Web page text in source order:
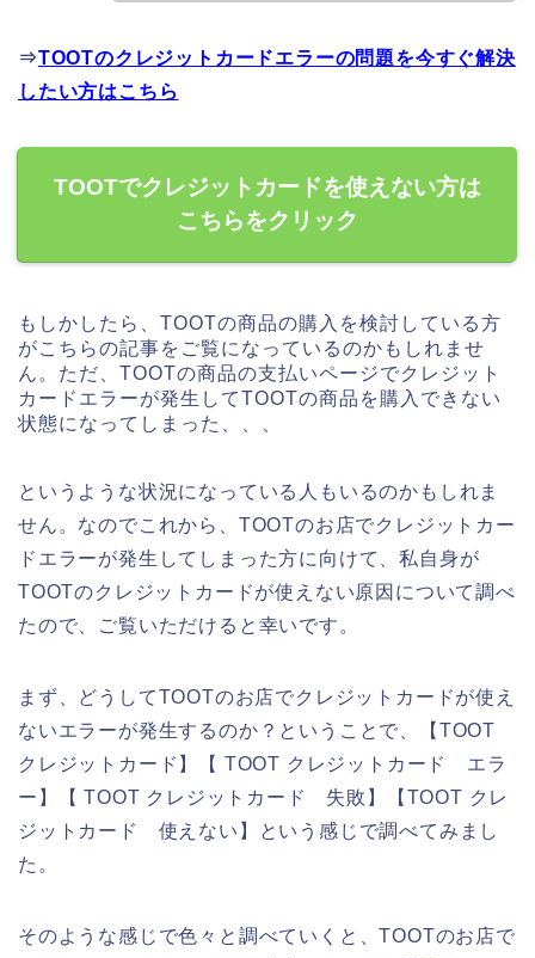
⇒TOOTのクレジットカードエラーの問題を今すぐ解決
したい方はこちら
TOOTでクレジットカードを使えない方は
こちらをクリック
もしかしたら、TOOTの商品の購入を検討している方
がこちらの記事をご覧になっているのかもしれませ
ん。ただ、TOOTの商品の支払いページでクレジット
カードエラーが発生してTOOTの商品を購入できない
状態になってしまった、、、
というような状況になっている人もいるのかもしれま
せん。なのでこれから、TOOTのお店でクレジットカー
ドエラーが発生してしまった方に向けて、私自身が
TOOTのクレジットカードが使えない原因について調べ
たので、ご覧いただけると幸いです。
まず、どうしてTOOTのお店でクレジットカードが使え
ないエラーが発生するのか？ということで、【TOOT
クレジットカード】【 TOOT クレジットカード エラ
ー】【 TOOT クレジットカード 失敗】【TOOT クレ
ジットカード 使えない】という感じで調べてみまし
た。
そのような感じで色々と調べていくと、TOOTのお店で